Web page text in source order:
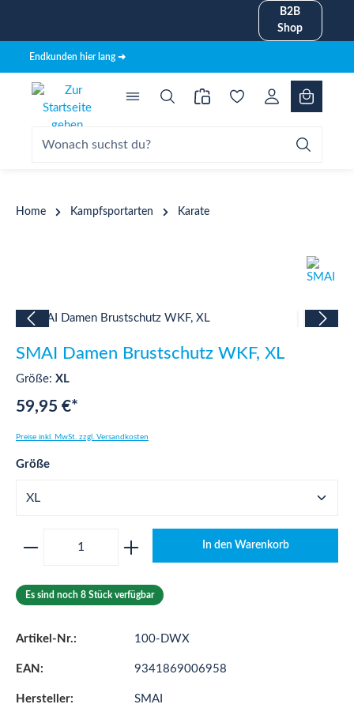
B2B
Shop
Endkunden hier lang ➜
Home Kampfsportarten Karate
Bildergalerie überspringen
SMAI Damen Brustschutz WKF, XL
Größe: XL
59,95 €*
Preise inkl. MwSt. zzgl. Versandkosten
Größeauswählen
Produkt Anzahl: Gib den gewünschten
In den Warenkorb
Es sind noch 8 Stück verfügbar
Artikel-Nr.: 100-DWX
EAN: 9341869006958
Hersteller: SMAI